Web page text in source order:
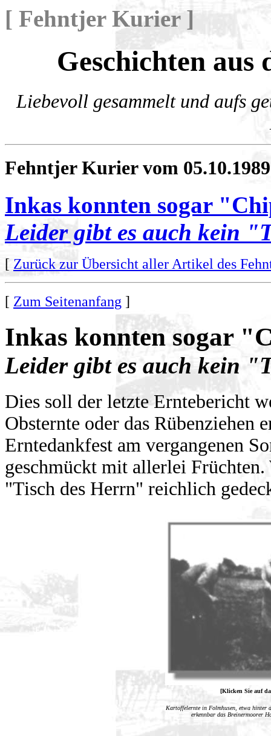
[ Fehntjer Kurier ]
Geschichten
Liebevoll gesammelt und aufs
Fehntjer Kurier vom 05.10.1989
Inkas konnten sogar
Leider gibt es auch kein
[ Zurück zur Übersicht aller Artikel des
[ Zum Seitenanfang ]
Inkas konnten sogar
Leider gibt es auch kein
Dies soll der letzte Erntebericht
Obsternte oder das Rübenziehen
Erntedankfest am vergangenen
geschmückt mit allerlei
"Tisch des Herrn" reichlich
[Klicken Sie auf
Kartoffelernte in Folmhusen, etwa hinter
erkennbar das Breinermoorer